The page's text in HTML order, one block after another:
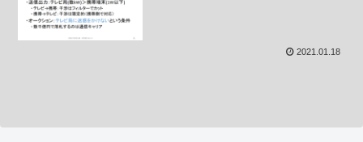
2021.01.18